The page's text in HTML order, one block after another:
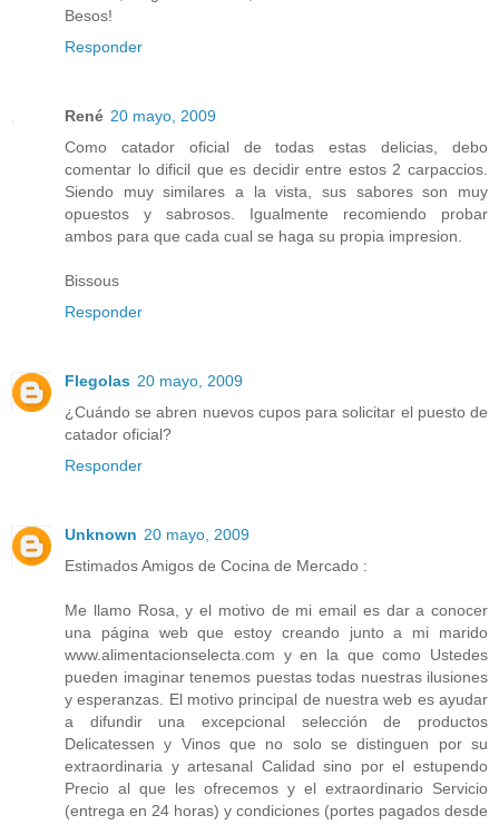
Besos!
Responder
René 20 mayo, 2009
Como catador oficial de todas estas delicias, debo
comentar lo dificil que es decidir entre estos 2 carpaccios.
Siendo muy similares a la vista, sus sabores son muy
opuestos y sabrosos. Igualmente recomiendo probar
ambos para que cada cual se haga su propia impresion.
Bissous
Responder
Flegolas 20 mayo, 2009
¿Cuándo se abren nuevos cupos para solicitar el puesto de
catador oficial?
Responder
Unknown 20 mayo, 2009
Estimados Amigos de Cocina de Mercado :
Me llamo Rosa, y el motivo de mi email es dar a conocer
una página web que estoy creando junto a mi marido
www.alimentacionselecta.com y en la que como Ustedes
pueden imaginar tenemos puestas todas nuestras ilusiones
y esperanzas. El motivo principal de nuestra web es ayudar
a difundir una excepcional selección de productos
Delicatessen y Vinos que no solo se distinguen por su
extraordinaria y artesanal Calidad sino por el estupendo
Precio al que les ofrecemos y el extraordinario Servicio
(entrega en 24 horas) y condiciones (portes pagados desde